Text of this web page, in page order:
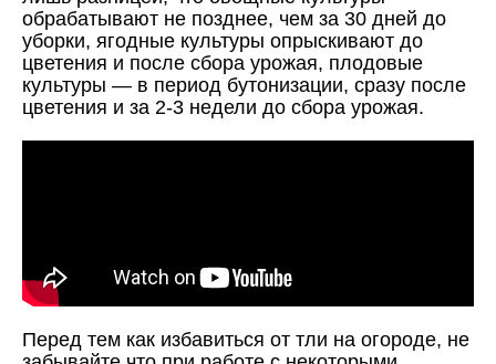
обрабатывают не позднее, чем за 30 дней до
уборки, ягодные культуры опрыскивают до
цветения и после сбора урожая, плодовые
культуры — в период бутонизации, сразу после
цветения и за 2-3 недели до сбора урожая.
Перед тем как избавиться от тли на огороде, не